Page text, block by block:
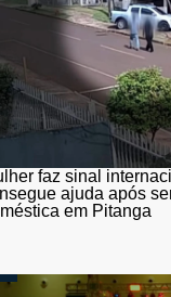
faz sinal
ajuda após
em Pitanga